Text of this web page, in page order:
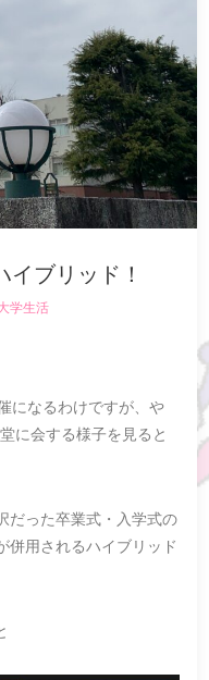
ブリッド！
学生活
になるわけですが、や
に会する様子を見ると
だった卒業式・入学式の
併用されるハイブリッド